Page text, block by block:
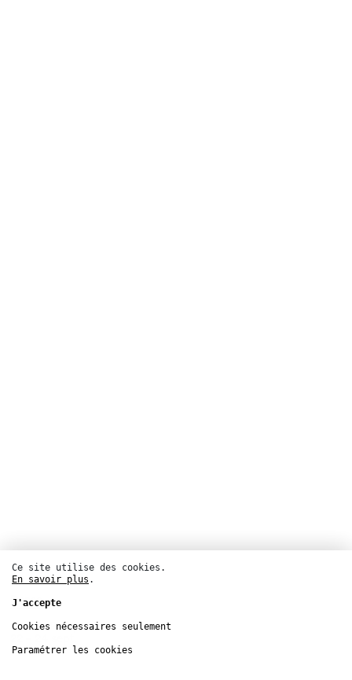
Danse
Centre Pompidou
Ce site utilise des cookies.
En savoir plus .
J'accepte
Cookies nécessaires seulement
Paramétrer les cookies